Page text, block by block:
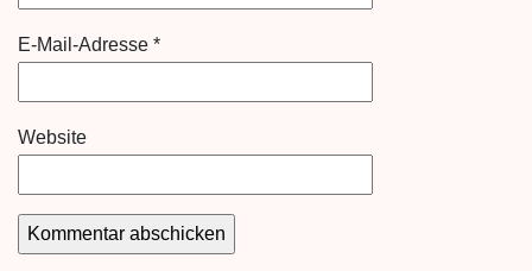
E-Mail-Adresse *
Website